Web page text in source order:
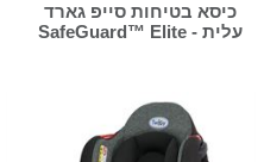
כיסא בטיחות סייפ גארד
עלית - SafeGuard™ Elite